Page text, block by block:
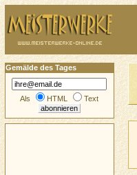
Gemälde des Tages
Als HTML Text